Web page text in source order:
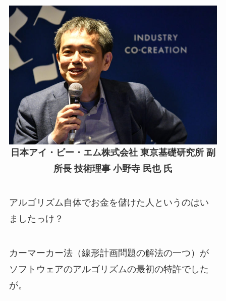
日本アイ・ビー・エム株式会社 東京基礎研究所 副
所長 技術理事 小野寺 民也 氏
アルゴリズム自体でお金を儲けた人というのはい
ましたっけ？
カーマーカー法（線形計画問題の解法の一つ）が
ソフトウェアのアルゴリズムの最初の特許でした
が。